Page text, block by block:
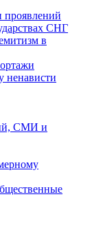
СНГ
в
ненависти
СМИ и